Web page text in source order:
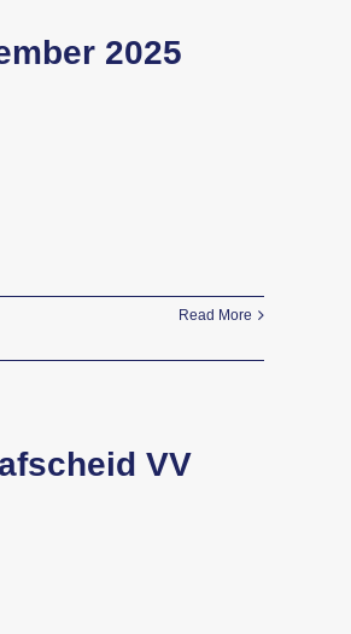
2025
Read More
VV